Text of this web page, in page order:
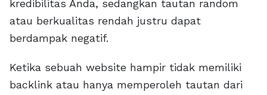
kredibilitas Anda, sedangkan tautan random
atau berkualitas rendah justru dapat
berdampak negatif.
Ketika sebuah website hampir tidak memiliki
backlink atau hanya memperoleh tautan dari